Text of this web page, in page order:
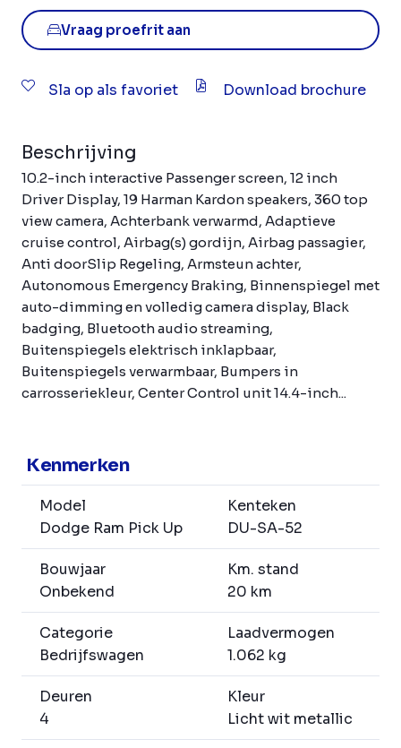
Vraag proefrit aan
Sla op als favoriet Download brochure
Beschrijving
10.2-inch interactive Passenger screen, 12 inch
Driver Display, 19 Harman Kardon speakers, 360 top
view camera, Achterbank verwarmd, Adaptieve
cruise control, Airbag(s) gordijn, Airbag passagier,
Anti doorSlip Regeling, Armsteun achter,
Autonomous Emergency Braking, Binnenspiegel met
auto-dimming en volledig camera display, Black
badging, Bluetooth audio streaming,
Buitenspiegels elektrisch inklapbaar,
Buitenspiegels verwarmbaar, Bumpers in
carrosseriekleur, Center Control unit 14.4-inch...
Kenmerken
Model
Dodge Ram Pick Up
Kenteken
DU-SA-52
Bouwjaar
Onbekend
Km. stand
20 km
Categorie
Bedrijfswagen
Laadvermogen
1.062 kg
Deuren
4
Kleur
Licht wit metallic